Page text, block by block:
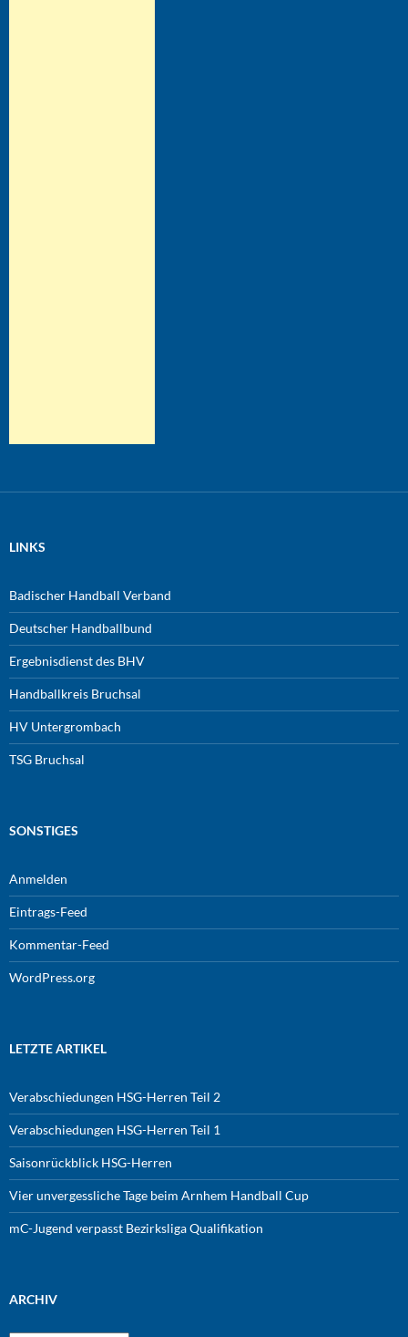
LINKS
Badischer Handball Verband
Deutscher Handballbund
Ergebnisdienst des BHV
Handballkreis Bruchsal
HV Untergrombach
TSG Bruchsal
SONSTIGES
Anmelden
Eintrags-Feed
Kommentar-Feed
WordPress.org
LETZTE ARTIKEL
Verabschiedungen HSG-Herren Teil 2
Verabschiedungen HSG-Herren Teil 1
Saisonrückblick HSG-Herren
Vier unvergessliche Tage beim Arnhem Handball Cup
mC-Jugend verpasst Bezirksliga Qualifikation
ARCHIV